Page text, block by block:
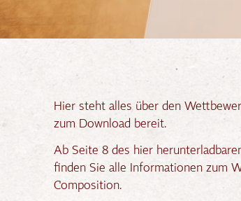
Hier steht alles über den
zum Download bereit.
Ab Seite 8 des hier
finden Sie alle Informationen zum
Composition.